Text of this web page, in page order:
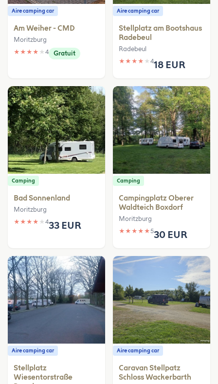
Aire camping car
Am Weiher - CMD
Moritzburg
★ ★ ★ ★ ★ 4 Gratuit
Aire camping car
Stellplatz am Bootshaus
Radebeul
Radebeul
★ ★ ★ ★ ★ 418 EUR
Camping
Bad Sonnenland
Moritzburg
★ ★ ★ ★ ★ 433 EUR
Camping
Campingplatz Oberer
Waldteich Boxdorf
Moritzburg
★ ★ ★ ★ ★530 EUR
Aire camping car
Stellplatz
Wiesentorstraße
Aire camping car
Caravan Stellpatz
Schloss Wackerbarth